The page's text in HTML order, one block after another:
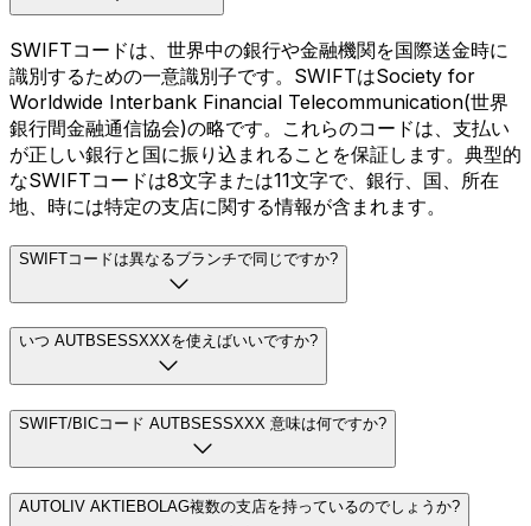
SWIFTコードは、世界中の銀行や金融機関を国際送金時に
識別するための一意識別子です。SWIFTはSociety for
Worldwide Interbank Financial Telecommunication(世界
銀行間金融通信協会)の略です。これらのコードは、支払い
が正しい銀行と国に振り込まれることを保証します。典型的
なSWIFTコードは8文字または11文字で、銀行、国、所在
地、時には特定の支店に関する情報が含まれます。
SWIFTコードは異なるブランチで同じですか?
いつ AUTBSESSXXXを使えばいいですか?
SWIFT/BICコード AUTBSESSXXX 意味は何ですか?
AUTOLIV AKTIEBOLAG複数の支店を持っているのでしょうか?